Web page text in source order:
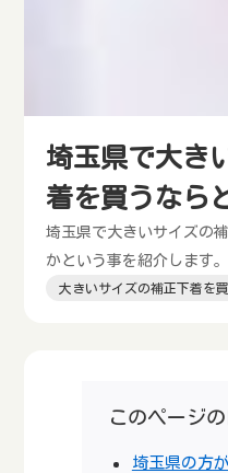
埼玉県で大き
着を買うなら
埼玉県で大きいサイズの
かという事を紹介します。
大きいサイズの補正下着を
このページ
埼玉県の方